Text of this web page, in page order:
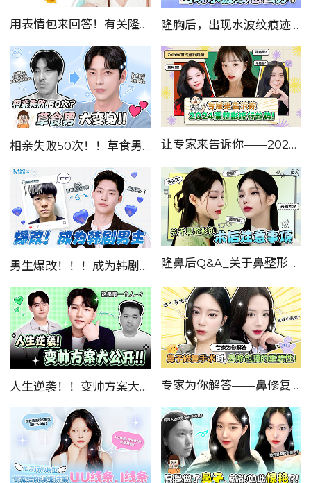
用表情包来回答！有关隆胸手术后的注意事项！！！！ 隆胸后，出现水波纹痕迹怎么办！！！！！
相亲失败50次！！草食男大变身！？——出演韩国《MAKE美男》节目，真实案例！！！ 让专家来告诉你——2024韩国Zalpha世代眼整形流行趋势！！
男生爆改！！！成为韩剧男主！！！——出演韩国《MAKE美男》节目，真实案例！！！ 隆鼻后Q&A_关于鼻整形的术后注意事项！！！
人生逆袭！！变帅方案大公开！！—出演韩国《MAKE美男》节目，真实案例2！！！ 专家为你解答——鼻修复时，去除包膜的重要性！！